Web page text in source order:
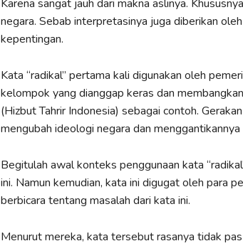
Karena sangat jauh dari makna aslinya.
negara. Sebab interpretasinya juga diberikan
kepentingan.
Kata “radikal” pertama kali digunakan oleh
kelompok yang dianggap keras dan
(Hizbut Tahrir Indonesia) sebagai contoh.
mengubah ideologi negara dan
Begitulah awal konteks penggunaan kata
ini. Namun kemudian, kata ini digugat oleh para
berbicara tentang masalah dari kata ini.
Menurut mereka, kata tersebut rasanya tidak